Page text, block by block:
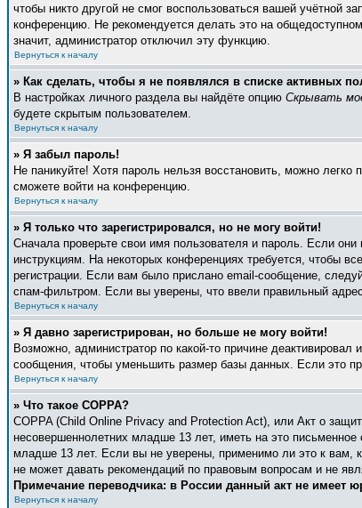
чтобы никто другой не смог воспользоваться вашей учётной
конференцию. Не рекомендуется делать это на
значит, администратор отключил эту функцию.
Вернуться к началу
» Как сделать, чтобы я не появлялся в списке активных
В настройках личного раздела вы найдёте опцию Скрывать
будете скрытым пользователем.
Вернуться к началу
» Я забыл пароль!
Не паникуйте! Хотя пароль нельзя восстановить, можно
сможете войти на конференцию.
Вернуться к началу
» Я только что зарегистрировался, но не могу войти!
Сначала проверьте свои имя пользователя и пароль. Если
инструкциям. На некоторых конференциях требуется, чтобы
регистрации. Если вам было прислано email-сообщение,
спам-фильтром. Если вы уверены, что ввели правильный
Вернуться к началу
» Я давно зарегистрирован, но больше не могу войти!
Возможно, администратор по какой-то причине
сообщения, чтобы уменьшить размер базы данных. Если это
Вернуться к началу
» Что такое COPPA?
COPPA (Child Online Privacy and Protection Act), или Акт о
несовершеннолетних младше 13 лет, иметь на это
младше 13 лет. Если вы не уверены, применимо ли это к вам,
не может давать рекомендаций по правовым вопросам и не
Примечание переводчика: в России данный акт не имеет
Вернуться к началу